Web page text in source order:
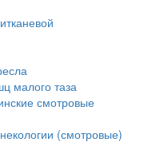
малого таза
смотровые
(смотровые)